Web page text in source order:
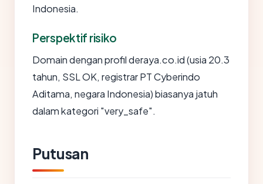
Indonesia.
Perspektif risiko
Domain dengan profil deraya.co.id (usia 20.3
tahun, SSL OK, registrar PT Cyberindo
Aditama, negara Indonesia) biasanya jatuh
dalam kategori "very_safe".
Putusan